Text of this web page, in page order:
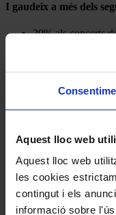
Aquest lloc web
Aquest lloc web
les cookies
contingut i els
informació sobre
I gaudeix a més dels
20% als concerts